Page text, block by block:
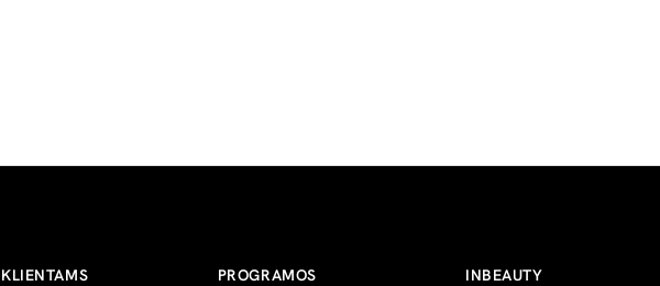
KLIENTAMS PROGRAMOS INBEAUTY